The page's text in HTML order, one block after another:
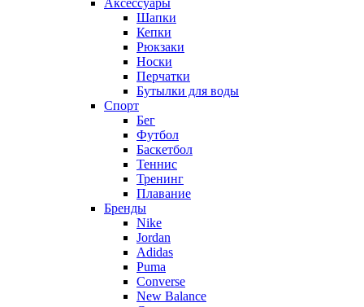
Шапки
Кепки
Рюкзаки
Носки
Перчатки
Бутылки для воды
Спорт
Бег
Футбол
Баскетбол
Теннис
Тренинг
Плавание
Бренды
Nike
Jordan
Adidas
Puma
Converse
New Balance